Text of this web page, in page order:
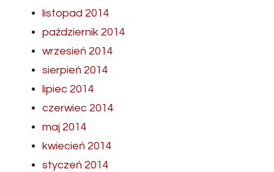
listopad 2014
październik 2014
wrzesień 2014
sierpień 2014
lipiec 2014
czerwiec 2014
maj 2014
kwiecień 2014
styczeń 2014